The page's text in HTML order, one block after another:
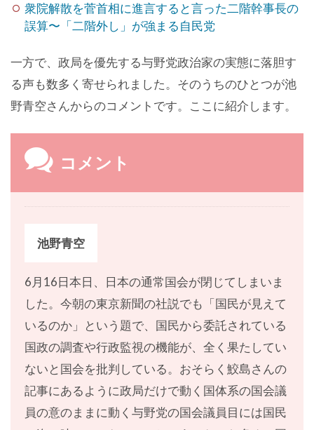
衆院解散を菅首相に進言すると言った二階幹事長の
誤算〜「二階外し」が強まる自民党
一方で、政局を優先する与野党政治家の実態に落胆す
る声も数多く寄せられました。そのうちのひとつが池
野青空さんからのコメントです。ここに紹介します。
コメント
池野青空
6月16日本日、日本の通常国会が閉じてしまいま
した。今朝の東京新聞の社説でも「国民が見えて
いるのか」という題で、国民から委託されている
国政の調査や行政監視の機能が、全く果たしてい
ないと国会を批判している。おそらく鮫島さんの
記事にあるように政局だけで動く国体系の国会議
員の意のままに動く与野党の国会議員目には国民